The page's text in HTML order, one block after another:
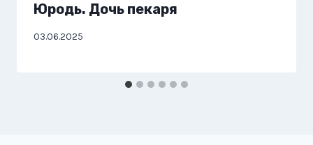
Юродь. Дочь пекаря
03.06.2025